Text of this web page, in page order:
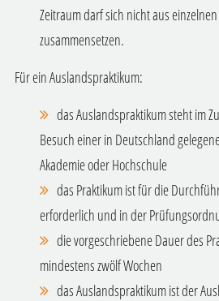
Zeitraumdarfsich nicht aus
zusammensetzen.
Für ein Auslandspraktikum:
das Auslandspraktikum steht im
Besuch einer in Deutschland
Akademie oder Hochschule
das Praktikum ist für die
erforderlich und in der
die vorgeschriebene Dauer des
mindestens zwölf Wochen
das Auslandspraktikum ist der